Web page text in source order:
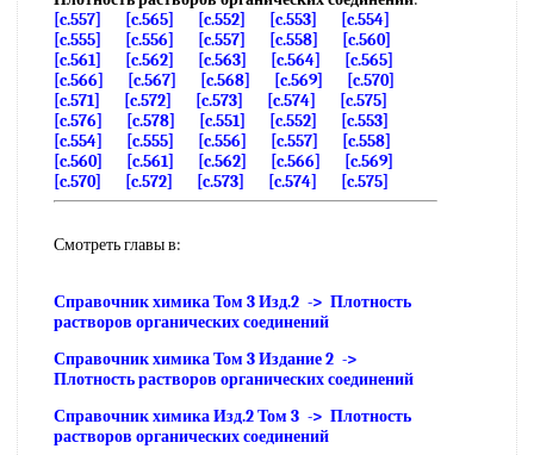
[c.557]
[c.565] [c.552] [c.553]
[c.554]
[c.555]
[c.556] [c.557] [c.558]
[c.560]
[c.561]
[c.562] [c.563] [c.564]
[c.565]
[c.566]
[c.567] [c.568] [c.569]
[c.570]
[c.571]
[c.572] [c.573] [c.574]
[c.575]
[c.576]
[c.578] [c.551] [c.552]
[c.553]
[c.554]
[c.555] [c.556] [c.557]
[c.558]
[c.560]
[c.561] [c.562] [c.566]
[c.569]
[c.570]
[c.572] [c.573] [c.574] [c.575]
Смотреть главы в:
Справочник химика Том 3 Изд.2 -> Плотность
растворов органических соединений
Справочник химика Том 3 Издание 2 ->
Плотность растворов органических соединений
Справочник химика Изд.2 Том 3 -> Плотность
растворов органических соединений